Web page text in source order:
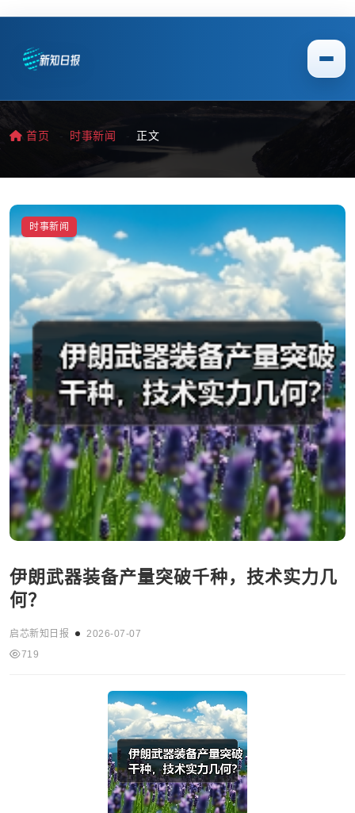
首页 时事新闻 正文
时事新闻
伊朗武器装备产量突破千种，技术实力几
何？
启芯新知日报
2026-07-07
719